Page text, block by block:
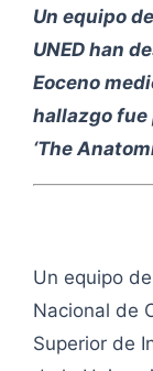
Un equipo
UNED han
Eoceno
hallazgo
‘The
Un equipo
Nacional de
Superior de